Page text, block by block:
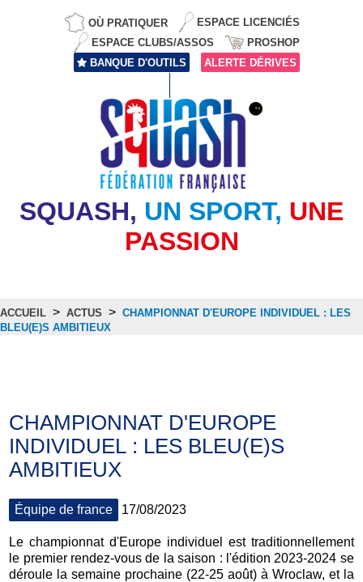
OÙ PRATIQUER
ESPACE LICENCIÉS
ESPACE CLUBS/ASSOS
PROSHOP
BANQUE D'OUTILS
ALERTE DÉRIVES
SQUASH, UN SPORT, UNE
PASSION
ACCUEIL > ACTUS > CHAMPIONNAT D'EUROPE INDIVIDUEL : LES
BLEU(E)S AMBITIEUX
CHAMPIONNAT D'EUROPE
INDIVIDUEL : LES BLEU(E)S
AMBITIEUX
Équipe de france 17/08/2023
Le championnat d'Europe individuel est traditionnellement
le premier rendez-vous de la saison : l'édition 2023-2024 se
déroule la semaine prochaine (22-25 août) à Wroclaw, et la